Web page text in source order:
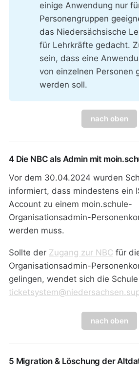
einige Anwendung nur
Personengruppen
das Niedersächsische
für Lehrkräfte gedacht.
sein, dass eine
von einzelnen Personen
werden soll.
nach oben
4 Die NBC als Admin mit
Vor dem 30.04.2024 wurden
informiert, dass mindestens ein
Account zu einem moin.schule-
Organisationsadmin-
werden muss.
Sollte der Zugang zur NBC für
Organisationsadmin-
gelingen, wendet sich die
nach oben
5 Migration & Löschung der